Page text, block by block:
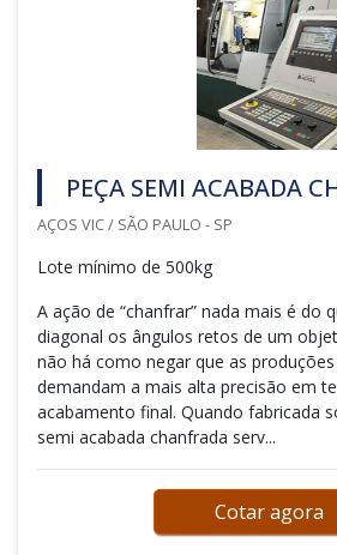
PEÇA SEMI ACABADA
AÇOS VIC / SÃO PAULO - SP
Lote mínimo de 500kg
A ação de “chanfrar” nada mais é do
diagonal os ângulos retos de um
não há como negar que as
demandam a mais alta precisão em
acabamento final. Quando fabricada
semi acabada chanfrada serv...
Cotar agora